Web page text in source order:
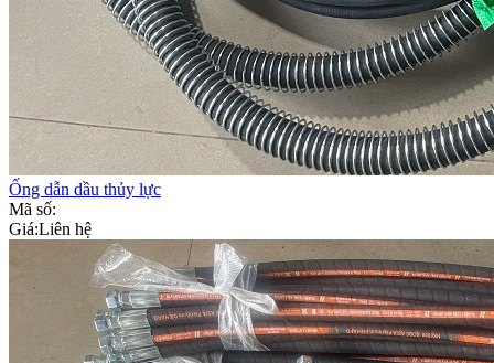
Ống dẫn dầu thủy lực
Mã số:
Giá:Liên hệ